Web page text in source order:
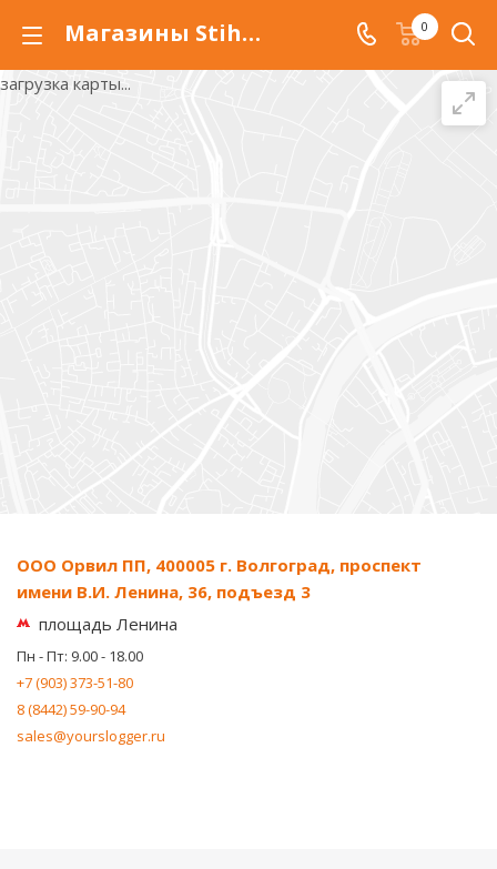
Магазины Stihl в Волгограде 0
загрузка карты...
ООО Орвил ПП, 400005 г. Волгоград, проспект
имени В.И. Ленина, 36, подъезд 3
площадь Ленина
Пн - Пт: 9.00 - 18.00
+7 (903) 373-51-80
8 (8442) 59-90-94
sales@yourslogger.ru